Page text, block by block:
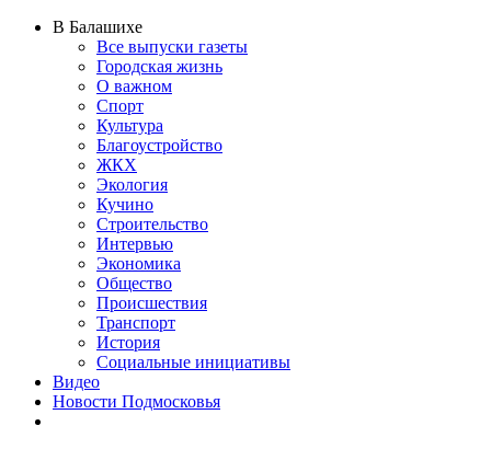
В Балашихе
Все выпуски газеты
Городская жизнь
О важном
Спорт
Культура
Благоустройство
ЖКХ
Экология
Кучино
Строительство
Интервью
Экономика
Общество
Происшествия
Транспорт
История
Социальные инициативы
Видео
Новости Подмосковья